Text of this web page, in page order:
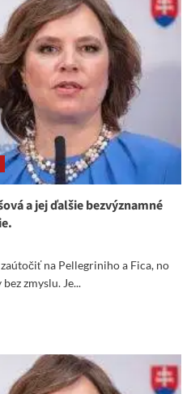
a jej ďalšie bezvýznamné
na Pellegriniho a Fica, no
zmyslu. Je...